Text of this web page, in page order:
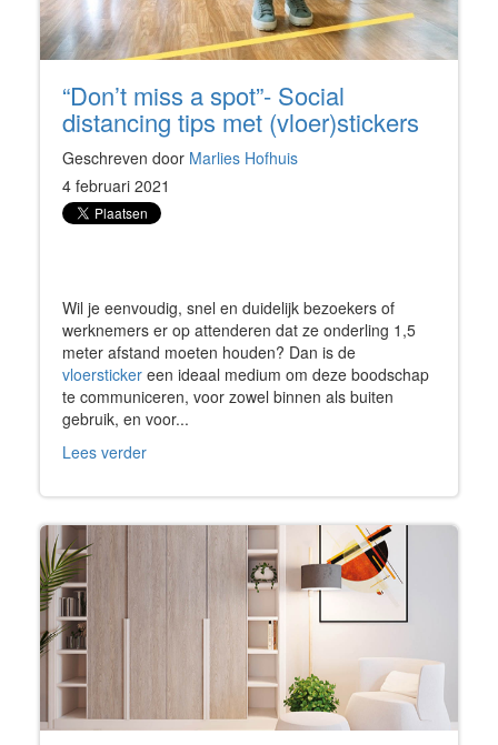
“Don’t miss a spot”- Social
distancing tips met (vloer)stickers
Geschreven door Marlies Hofhuis
4 februari 2021
Wil je eenvoudig, snel en duidelijk bezoekers of
werknemers er op attenderen dat ze onderling 1,5
meter afstand moeten houden? Dan is de
vloersticker een ideaal medium om deze boodschap
te communiceren, voor zowel binnen als buiten
gebruik, en voor...
Lees verder